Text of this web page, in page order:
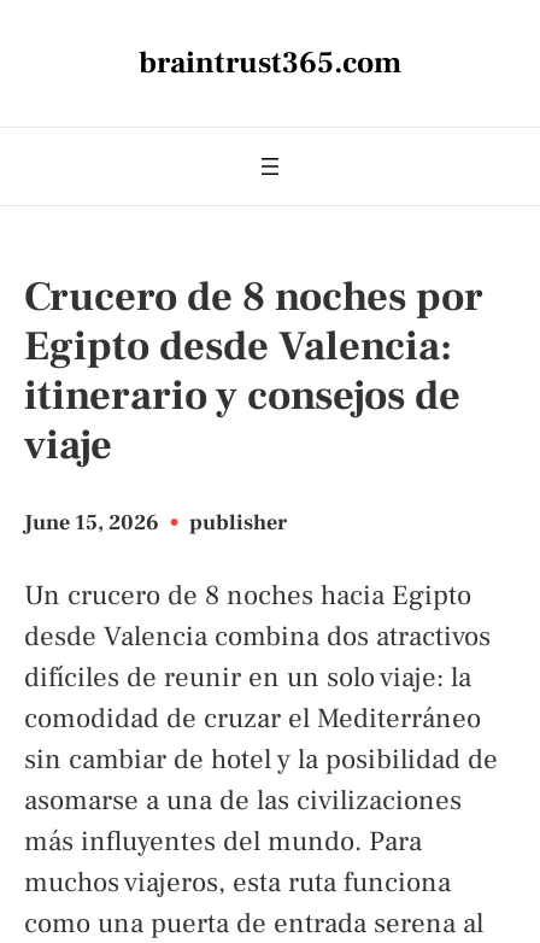
braintrust365.com
Crucero de 8 noches por
Egipto desde Valencia:
itinerario y consejos de
viaje
June 15, 2026 • publisher
Un crucero de 8 noches hacia Egipto
desde Valencia combina dos atractivos
difíciles de reunir en un solo viaje: la
comodidad de cruzar el Mediterráneo
sin cambiar de hotel y la posibilidad de
asomarse a una de las civilizaciones
más influyentes del mundo. Para
muchos viajeros, esta ruta funciona
como una puerta de entrada serena al